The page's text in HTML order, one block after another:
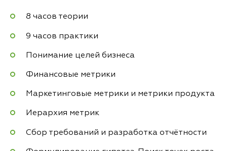
8 часов теории
9 часов практики
Понимание целей бизнеса
Финансовые метрики
Маркетинговые метрики и метрики продукта
Иерархия метрик
Сбор требований и разработка отчётности